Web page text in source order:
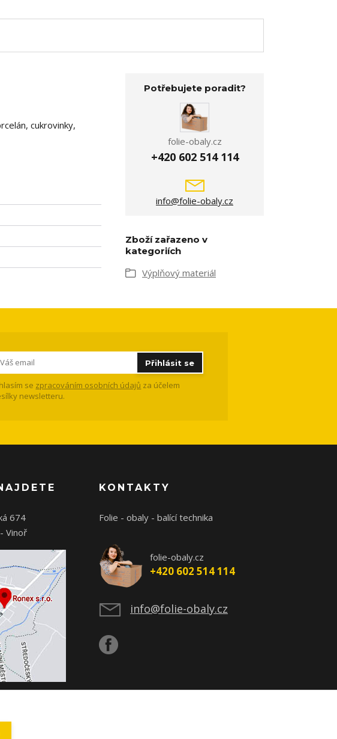
cukrovinky,
Potřebujete poradit?
folie-obaly.cz
+420 602 514 114
info@folie-obaly.cz
Zboží zařazeno v
kategoriích
Výplňový materiál
Přihlásit se
se zpracováním osobních údajů za účelem
newsletteru.
674
Vinoř
KONTAKTY
Folie - obaly - balící technika
folie-obaly.cz
+420 602 514 114
info@folie-obaly.cz